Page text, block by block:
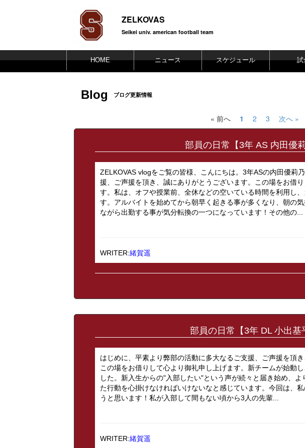
ZELKOVAS
Seikei univ. american football team
HOME ニュース スケジュール 試
Blog ブログ更新情報
« 前へ 1 2 3 次へ »
部員の日常【3年 AS 内田優莉
ZELKOVAS vlogをご覧の皆様、こんにちは。3年ASの内田優莉
援、ご声援を頂き、誠にありがとうございます。この場をお借
す。私は、オフや授業前、全休などの空いている時間を利用し
す。アルバイトを始めてから朝早く起きる事が多くなり、朝の
ながら出勤する事が気分転換の一つになっています！その他の...
WRITER:緒賀遥
部員の日常【3年 DL 小出基
はじめに、平素より弊部の活動に多大なるご支援、ご声援を頂き
この場をお借りして心より御礼申し上げます。新チームが始動
した。新入生からの"入部したい"という声が続々と届き始め、
た行動を心掛けなければいけないなと感じています。今回は、
うと思います！私が入部して間もない頃から3人の先輩...
WRITER:緒賀遥